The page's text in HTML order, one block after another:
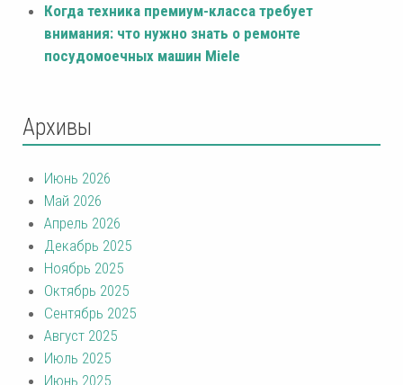
Когда техника премиум-класса требует
внимания: что нужно знать о ремонте
посудомоечных машин Miele
Архивы
Июнь 2026
Май 2026
Апрель 2026
Декабрь 2025
Ноябрь 2025
Октябрь 2025
Сентябрь 2025
Август 2025
Июль 2025
Июнь 2025